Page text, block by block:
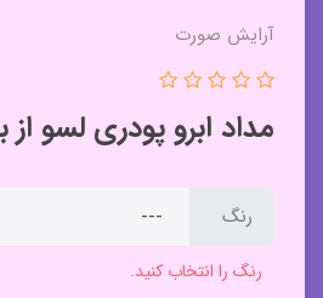
آرایش صورت
مداد ابرو پودری لسو از
رنگ
رنگ را انتخاب کنید.